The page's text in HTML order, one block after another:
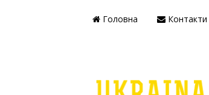
Головна Контакти